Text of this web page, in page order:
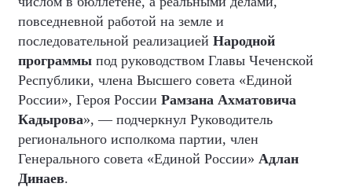
повседневной работой на земле и
последовательной реализацией Народной
программы под руководством Главы Чеченской
Республики, члена Высшего совета «Единой
России», Героя России Рамзана Ахматовича
Кадырова», — подчеркнул Руководитель
регионального исполкома партии, член
Генерального совета «Единой России» Адлан
Динаев.